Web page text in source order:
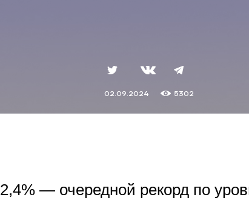
02.09.2024 5302
2,4% — очередной рекорд по